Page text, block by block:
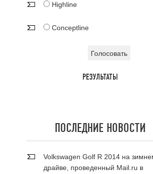
Highline
Conceptline
РЕЗУЛЬТАТЫ
ПОСЛЕДНИЕ НОВОСТИ
Volkswagen Golf R 2014 на
драйве, проведенный Mail.ru в